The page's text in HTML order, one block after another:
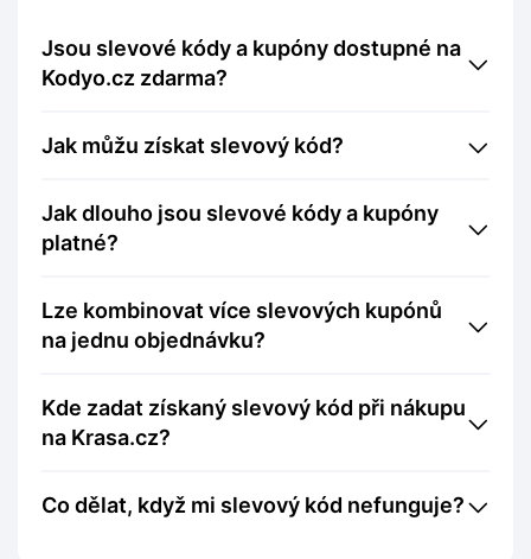
Jsou slevové kódy a kupóny dostupné na
Kodyo.cz zdarma?
Jak můžu získat slevový kód?
Jak dlouho jsou slevové kódy a kupóny
platné?
Lze kombinovat více slevových kupónů
na jednu objednávku?
Kde zadat získaný slevový kód při nákupu
na Krasa.cz?
Co dělat, když mi slevový kód nefunguje?